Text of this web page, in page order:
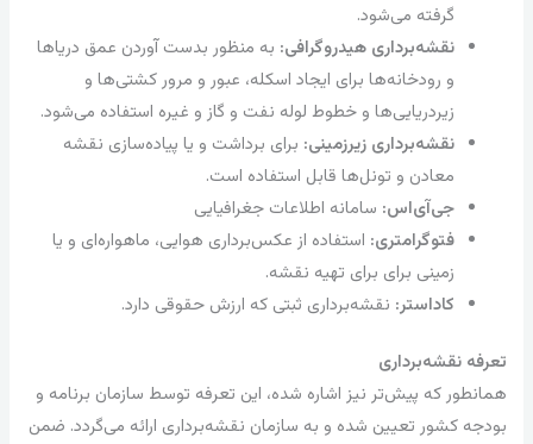
گرفته می‌شود.
نقشه‌برداری هیدروگرافی: به منظور بدست آوردن عمق دریاها
و رودخانه‌ها برای ایجاد اسکله، عبور و مرور کشتی‌ها و
زیردریایی‌ها و خطوط لوله نفت و گاز و غیره استفاده می‌شود.
نقشه‌برداری زیرزمینی: برای برداشت و یا پیاده‌سازی نقشه
معادن و تونل‌ها قابل استفاده است.
جی‌آی‌اس: سامانه اطلاعات جغرافیایی
فتوگرامتری: استفاده از عکس‌برداری هوایی، ماهواره‌ای و یا
زمینی برای برای تهیه نقشه.
کاداستر: نقشه‌برداری ثبتی که ارزش حقوقی دارد.
تعرفه نقشه‌برداری
همانطور که پیش‌تر نیز اشاره شده، این تعرفه توسط سازمان برنامه و
بودجه کشور تعیین شده و به سازمان نقشه‌برداری ارائه می‌گردد. ضمن